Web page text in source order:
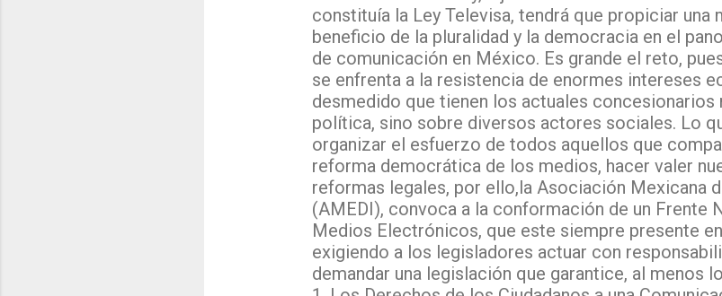
constituía la Ley Televisa, tendrá que propiciar una
beneficio de la pluralidad y la democracia en el
de comunicación en México. Es grande el reto,
se enfrenta a la resistencia de enormes intereses
desmedido que tienen los actuales
política, sino sobre diversos actores sociales. Lo
organizar el esfuerzo de todos aquellos que
reforma democrática de los medios, hacer valer
reformas legales, por ello,la Asociación Mexicana
(AMEDI), convoca a la conformación de un Frente
Medios Electrónicos, que este siempre presente
exigiendo a los legisladores actuar con
demandar una legislación que garantice, al menos